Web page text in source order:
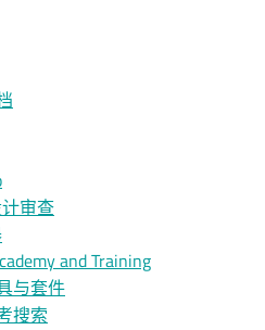
计审查
and Training
与套件
搜索